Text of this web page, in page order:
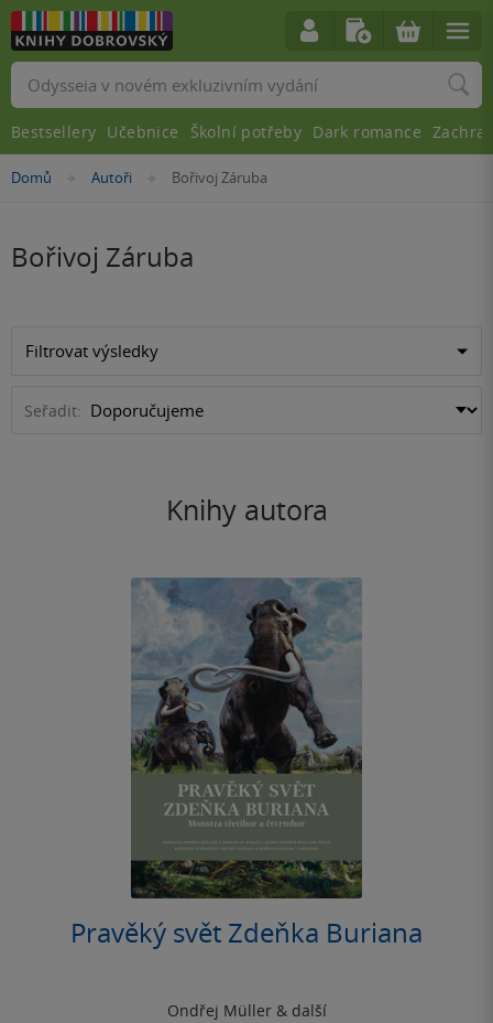
Nacházíte
Domů »Autoři »
Bořivoj Záruba
Bořivoj Záruba
Filtrovat výsledky
Seřadit:
Knihy autora
Pravěký svět Zdeňka Buriana
Ondřej Müller & další
Vyhledávání
Bestsellery Učebnice Školní potřeby Dark romance